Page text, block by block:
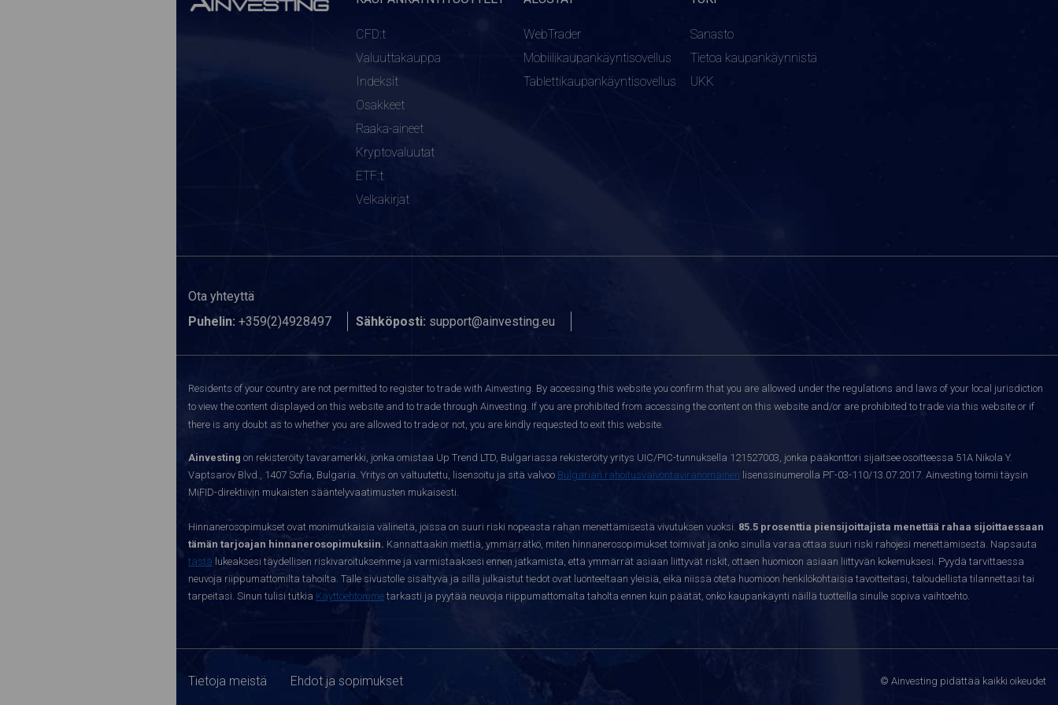
CFD:t
Valuuttakauppa
Indeksit
Osakkeet
Raaka-aineet
Kryptovaluutat
ETF:t
Velkakirjat
WebTrader
Mobiilikaupankäyntisovellus
Tablettikaupankäyntisovellus
Sanasto
Tietoa kaupankäynnistä
UKK
Ota yhteyttä
Puhelin: +359(2)4928497 Sähköposti: support@ainvesting.eu
Residents of your country are not permitted to register to trade with Ainvesting. By accessing this website you confirm that you are allowed under the regulations and laws of your local jurisdiction
to view the content displayed on this website and to trade through Ainvesting. If you are prohibited from accessing the content on this website and/or are prohibited to trade via this website or if
there is any doubt as to whether you are allowed to trade or not, you are kindly requested to exit this website.
Ainvesting on rekisteröity tavaramerkki, jonka omistaa Up Trend LTD, Bulgariassa rekisteröity yritys UIC/PIC-tunnuksella 121527003, jonka pääkonttori sijaitsee osoitteessa 51A Nikola Y.
Vaptsarov Blvd., 1407 Sofia, Bulgaria. Yritys on valtuutettu, lisensoitu ja sitä valvoo Bulgarian rahoitusvalvontaviranomainen lisenssinumerolla РГ-03-110/13.07.2017. Ainvesting toimii täysin
MiFID-direktiivin mukaisten sääntelyvaatimusten mukaisesti.
Hinnanerosopimukset ovat monimutkaisia välineitä, joissa on suuri riski nopeasta rahan menettämisestä vivutuksen vuoksi. 85.5 prosenttia piensijoittajista menettää rahaa sijoittaessaan
tämän tarjoajan hinnanerosopimuksiin. Kannattaakin miettiä, ymmärrätkö, miten hinnanerosopimukset toimivat ja onko sinulla varaa ottaa suuri riski rahojesi menettämisestä. Napsauta
tästä lukeaksesi täydellisen riskivaroituksemme ja varmistaaksesi ennen jatkamista, että ymmärrät asiaan liittyvät riskit, ottaen huomioon asiaan liittyvän kokemuksesi. Pyydä tarvittaessa
neuvoja riippumattomilta tahoilta. Tälle sivustolle sisältyvä ja sillä julkaistut tiedot ovat luonteeltaan yleisiä, eikä niissä oteta huomioon henkilökohtaisia tavoitteitasi, taloudellista tilannettasi tai
tarpeitasi. Sinun tulisi tutkia Käyttöehtomme tarkasti ja pyytää neuvoja riippumattomalta taholta ennen kuin päätät, onko kaupankäynti näillä tuotteilla sinulle sopiva vaihtoehto.
Tietoja meistä Ehdot ja sopimukset © Ainvesting pidättää kaikki oikeudet